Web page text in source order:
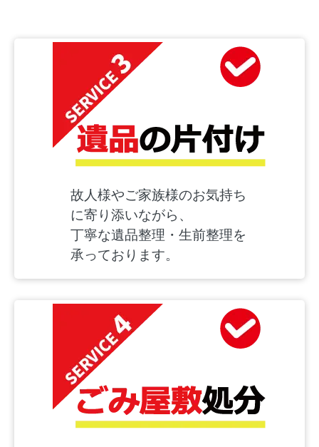
故人様やご家族様のお気持ち
に寄り添いながら、
丁寧な遺品整理・生前整理を
承っております。